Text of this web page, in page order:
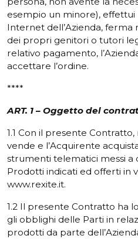
esempio un minore), effettui
Internet dell’Azienda, ferma
dei propri genitori o tutori
relativo pagamento,
accettare l’ordine.
****
ART. 1 – Oggetto del
1.1 Con il presente
vende e l’Acquirente
strumenti telematici messi a
Prodotti indicati ed offerti in
www.rexite.it.
1.2 Il presente Contratto ha
gli obblighi delle Parti in
prodotti da parte